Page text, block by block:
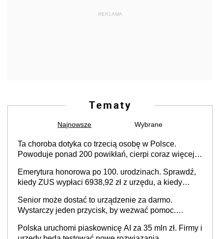
REKLAMA
Tematy
Najnowsze Wybrane
Ta choroba dotyka co trzecią osobę w Polsce.
Powoduje ponad 200 powikłań, cierpi coraz więcej
Emerytura honorowa po 100. urodzinach. Sprawdź,
kiedy ZUS wypłaci 6938,92 zł z urzędu, a kiedy
Senior może dostać to urządzenie za darmo.
Wystarczy jeden przycisk, by wezwać pomoc.
dobę
Polska uruchomi piaskownicę AI za 35 mln zł. Firmy i